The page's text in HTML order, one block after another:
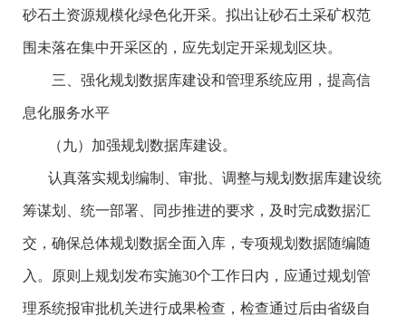
砂石土资源规模化绿色化开采。拟出让砂石土采矿权范
围未落在集中开采区的，应先划定开采规划区块。
三、强化规划数据库建设和管理系统应用，提高信
息化服务水平
（九）加强规划数据库建设。
认真落实规划编制、审批、调整与规划数据库建设统
筹谋划、统一部署、同步推进的要求，及时完成数据汇
交，确保总体规划数据全面入库，专项规划数据随编随
入。原则上规划发布实施30个工作日内，应通过规划管
理系统报审批机关进行成果检查，检查通过后由省级自